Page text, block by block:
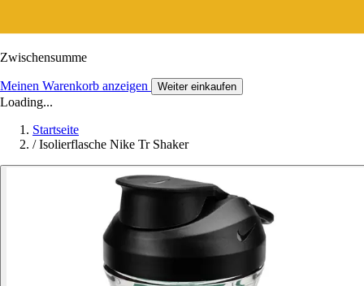
Zwischensumme
Meinen Warenkorb anzeigen Weiter einkaufen
Loading...
Startseite
/ Isolierflasche Nike Tr Shaker